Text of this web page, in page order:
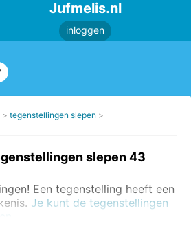
Jufmelis.nl
inloggen
tegenstellingen slepen
slepen 43
Een tegenstelling heeft een
Je kunt de tegenstellingen